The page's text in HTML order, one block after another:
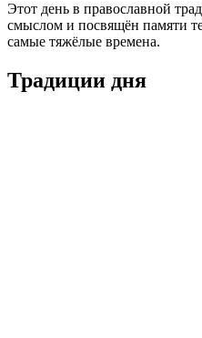
Этот день в православной
смыслом и посвящён памяти
самые тяжёлые времена.
Традиции дня